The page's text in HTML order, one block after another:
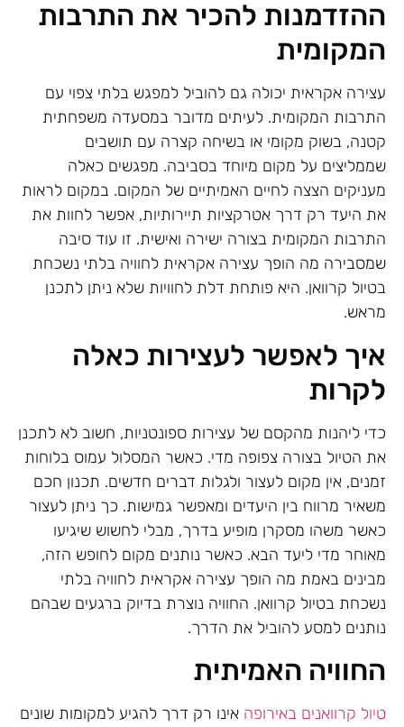
ההזדמנות להכיר את התרבות
המקומית
עצירה אקראית יכולה גם להוביל למפגש בלתי צפוי עם
התרבות המקומית. לעיתים מדובר במסעדה משפחתית
קטנה, בשוק מקומי או בשיחה קצרה עם תושבים
שממליצים על מקום מיוחד בסביבה. מפגשים כאלה
מעניקים הצצה לחיים האמיתיים של המקום. במקום לראות
את היעד רק דרך אטרקציות תיירותיות, אפשר לחוות את
התרבות המקומית בצורה ישירה ואישית. זו עוד סיבה
שמסבירה מה הופך עצירה אקראית לחוויה בלתי נשכחת
בטיול קרוואן. היא פותחת דלת לחוויות שלא ניתן לתכנן
מראש.
איך לאפשר לעצירות כאלה
לקרות
כדי ליהנות מהקסם של עצירות ספונטניות, חשוב לא לתכנן
את הטיול בצורה צפופה מדי. כאשר המסלול עמוס בלוחות
זמנים, אין מקום לעצור ולגלות דברים חדשים. תכנון חכם
משאיר מרווח בין היעדים ומאפשר גמישות. כך ניתן לעצור
כאשר משהו מסקרן מופיע בדרך, מבלי לחשוש שיגיעו
מאוחר מדי ליעד הבא. כאשר נותנים מקום לחופש הזה,
מבינים באמת מה הופך עצירה אקראית לחוויה בלתי
נשכחת בטיול קרוואן. החוויה נוצרת בדיוק ברגעים שבהם
נותנים למסע להוביל את הדרך.
החוויה האמיתית
טיול קרוואנים באירופה אינו רק דרך להגיע למקומות שונים